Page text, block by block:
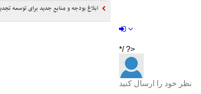
ابلاغ بودجه و منابع جدید برای توسعه